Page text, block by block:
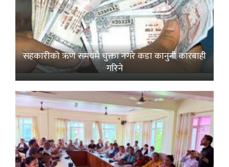
सहकारीको ऋण समयमै चुक्ता नगरे कडा कानुनी कारबाही
गरिने